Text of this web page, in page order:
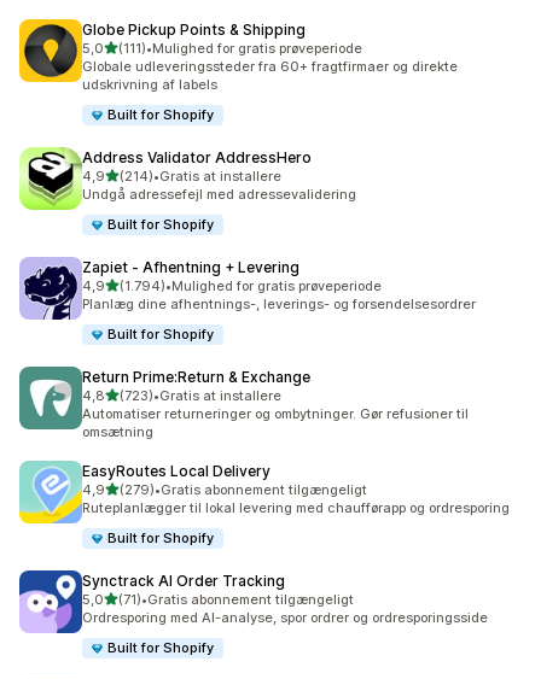
Globe Pickup Points & Shipping
5,0ud af 5 stjerner
(111)
111 anmeldelser i alt
•Mulighed for gratis prøveperiode
Globale udleveringssteder fra 60+ fragtfirmaer og direkte
udskrivning af labels
Built for Shopify
Address Validator AddressHero
4,9ud af 5 stjerner
(214)
214 anmeldelser i alt
•Gratis at installere
Undgå adressefejl med adressevalidering
Built for Shopify
Zapiet ‑ Afhentning + Levering
4,9ud af 5 stjerner
(1.794)
1794 anmeldelser i alt
•Mulighed for gratis prøveperiode
Planlæg dine afhentnings-, leverings- og forsendelsesordrer
Built for Shopify
Return Prime:Return & Exchange
4,8ud af 5 stjerner
(723)
723 anmeldelser i alt
•Gratis at installere
Automatiser returneringer og ombytninger. Gør refusioner til
omsætning
EasyRoutes Local Delivery
4,9ud af 5 stjerner
(279)
279 anmeldelser i alt
•Gratis abonnement tilgængeligt
Ruteplanlægger til lokal levering med chaufførapp og ordresporing
Built for Shopify
Synctrack AI Order Tracking
5,0ud af 5 stjerner
(71)
71 anmeldelser i alt
•Gratis abonnement tilgængeligt
Ordresporing med AI-analyse, spor ordrer og ordresporingsside
Built for Shopify